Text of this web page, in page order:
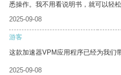
悉操作。我不用看说明书，就可以轻松
2025-09-08
游客
这款加速器VPM应用程序已经为我们
2025-09-08